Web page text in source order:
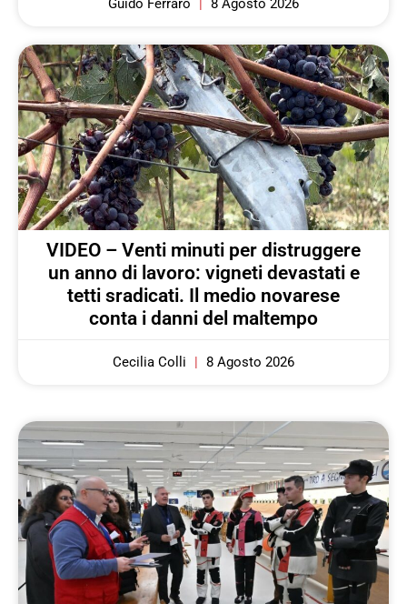
Guido Ferraro 8 Agosto 2026
VIDEO – Venti minuti per distruggere
un anno di lavoro: vigneti devastati e
tetti sradicati. Il medio novarese
conta i danni del maltempo
Cecilia Colli 8 Agosto 2026